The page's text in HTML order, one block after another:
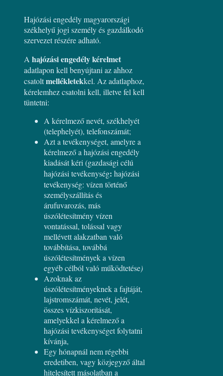
Hajózási engedély magyarországi
székhelyű jogi személy és gazdálkodó
szervezet részére adható.
A hajózási engedély kérelmet
adatlapon kell benyújtani az ahhoz
csatoltmellékletekkel. Az adatlaphoz,
kérelemhez csatolni kell, illetve fel kell
tüntetni:
A kérelmező nevét, székhelyét
(telephelyét), telefonszámát;
Azt a tevékenységet, amelyre a
kérelmező a hajózási engedély
kiadását kéri (gazdasági célú
hajózási tevékenység: hajózási
tevékenység: vízen történő
személyszállítás és
árufuvarozás, más
úszólétesítmény vízen
vontatással, tolással vagy
mellévett alakzatban való
továbbítása, továbbá
úszólétesítmények a vízen
egyéb célból való működtetése)
Azoknak az
úszólétesítményeknek a fajtáját,
lajstromszámát, nevét, jelét,
összes vízkiszorítását,
amelyekkel a kérelmező a
hajózási tevékenységet folytatni
kívánja,
Egy hónapnál nem régebbi
eredetiben, vagy közjegyző által
hitelesített másolatban a